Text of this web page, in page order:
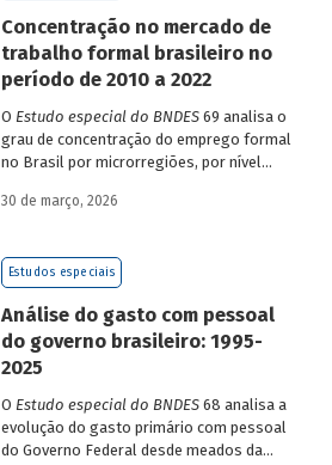
Concentração no mercado de
trabalho formal brasileiro no
período de 2010 a 2022
O Estudo especial do BNDES69 analisa o
grau de concentração do emprego formal
no Brasil por microrregiões, por nível
setores, entre 2010 e 2022.
30 de março, 2026
Estudos especiais
Análise do gasto com pessoal
do governo brasileiro: 1995-
2025
O Estudo especial do BNDES68 analisa a
evolução do gasto primário com pessoal
do Governo Federal desde meados da